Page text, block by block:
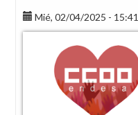
Mié, 02/04/2025 - 15:41